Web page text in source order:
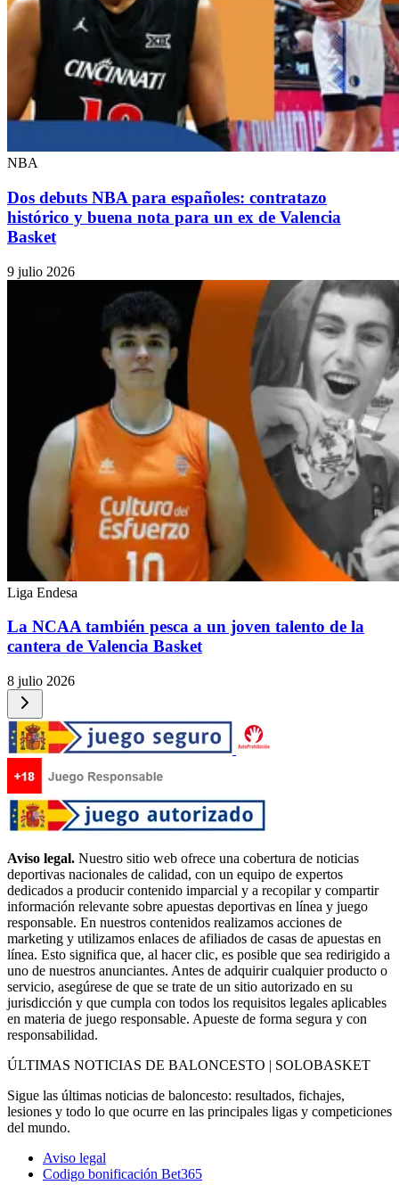
NBA
Dos debuts NBA para españoles: contratazo
histórico y buena nota para un ex de Valencia
Basket
9 julio 2026
Liga Endesa
La NCAA también pesca a un joven talento de la
cantera de Valencia Basket
8 julio 2026
Aviso legal. Nuestro sitio web ofrece una cobertura de noticias
deportivas nacionales de calidad, con un equipo de expertos
dedicados a producir contenido imparcial y a recopilar y compartir
información relevante sobre apuestas deportivas en línea y juego
responsable. En nuestros contenidos realizamos acciones de
marketing y utilizamos enlaces de afiliados de casas de apuestas en
línea. Esto significa que, al hacer clic, es posible que sea redirigido a
uno de nuestros anunciantes. Antes de adquirir cualquier producto o
servicio, asegúrese de que se trate de un sitio autorizado en su
jurisdicción y que cumpla con todos los requisitos legales aplicables
en materia de juego responsable. Apueste de forma segura y con
responsabilidad.
ÚLTIMAS NOTICIAS DE BALONCESTO | SOLOBASKET
Sigue las últimas noticias de baloncesto: resultados, fichajes,
lesiones y todo lo que ocurre en las principales ligas y competiciones
del mundo.
Aviso legal
Codigo bonificación Bet365